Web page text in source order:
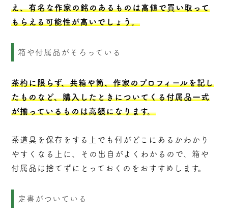
え、有名な作家の銘のあるものは高値で買い取って
もらえる可能性が高いでしょう。
箱や付属品がそろっている
茶杓に限らず、共箱や筒、作家のプロフィールを記し
たものなど、購入したときについてくる付属品一式
が揃っているものは高額になります。
茶道具を保存をする上でも何がどこにあるかわかり
やすくなる上に、その出自がよくわかるので、箱や
付属品は捨てずにとっておくのをおすすめします。
定書がついている